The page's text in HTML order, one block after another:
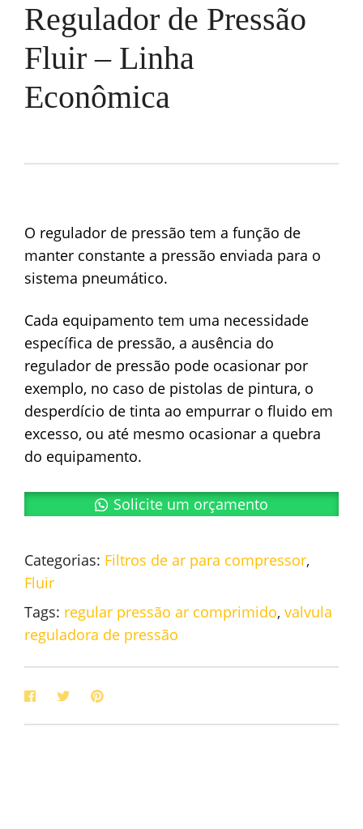
Regulador de Pressão
Fluir – Linha
Econômica
O regulador de pressão tem a função de
manter constante a pressão enviada para o
sistema pneumático.
Cada equipamento tem uma necessidade
específica de pressão, a ausência do
regulador de pressão pode ocasionar por
exemplo, no caso de pistolas de pintura, o
desperdício de tinta ao empurrar o fluido em
excesso, ou até mesmo ocasionar a quebra
do equipamento.
Solicite um orçamento
Categorias: Filtros de ar para compressor,
Fluir
Tags: regular pressão ar comprimido, valvula
reguladora de pressão